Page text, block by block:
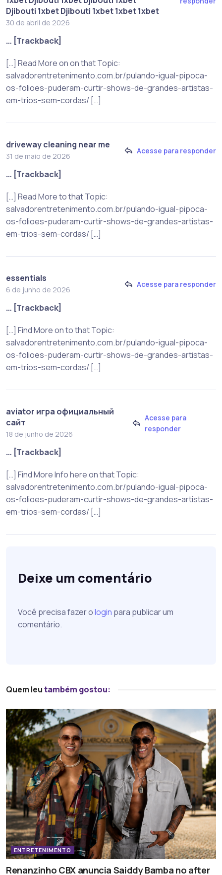
Djibouti 1xbet Djibouti 1xbet 1xbet 1xbet
30 de abril de 2026
… [Trackback]
[…] Read More on on that Topic:
salvadorentretenimento.com.br/pulando-igual-pipoca-
os-folioes-puderam-curtir-shows-de-grandes-artistas-
em-trios-sem-cordas/ […]
driveway cleaning near me
31 de maio de 2026
Acesse para responder
… [Trackback]
[…] Read More to that Topic:
salvadorentretenimento.com.br/pulando-igual-pipoca-
os-folioes-puderam-curtir-shows-de-grandes-artistas-
em-trios-sem-cordas/ […]
essentials
6 de junho de 2026
Acesse para responder
… [Trackback]
[…] Find More on to that Topic:
salvadorentretenimento.com.br/pulando-igual-pipoca-
os-folioes-puderam-curtir-shows-de-grandes-artistas-
em-trios-sem-cordas/ […]
aviator игра официальный
сайт
18 de junho de 2026
Acesse para
responder
… [Trackback]
[…] Find More Info here on that Topic:
salvadorentretenimento.com.br/pulando-igual-pipoca-
os-folioes-puderam-curtir-shows-de-grandes-artistas-
em-trios-sem-cordas/ […]
Deixe um comentário
Você precisa fazer ologin para publicar um
comentário.
Quem leutambém gostou:
ENTRETENIMENTO
Renanzinho CBX anuncia Saiddy Bamba no after